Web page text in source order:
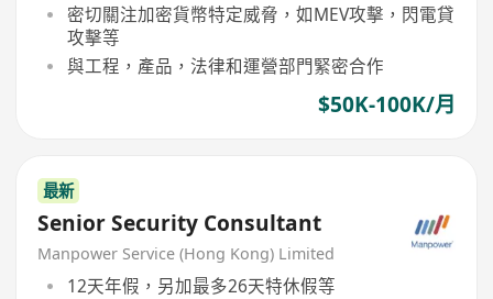
密切關注加密貨幣特定威脅，如MEV攻擊，閃電貸
攻擊等
與工程，產品，法律和運營部門緊密合作
$50K-100K/月
最新
Senior Security Consultant
Manpower Service (Hong Kong) Limited
12天年假，另加最多26天特休假等